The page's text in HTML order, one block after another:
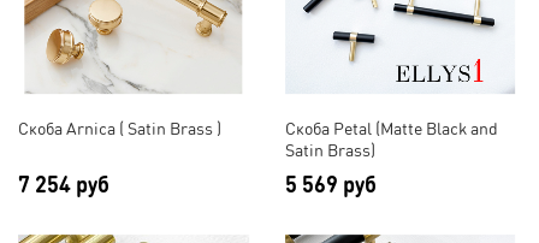
Скоба Arnica ( Satin Brass )
7 254 руб
Скоба Petal (Matte Black and
Satin Brass)
5 569 руб